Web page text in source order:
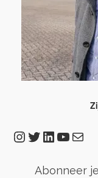
Instagram
Twitter
LinkedIn
E-mail
Abonneer